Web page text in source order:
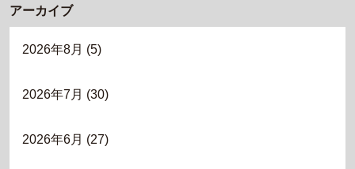
アーカイブ
2026年8月 (5)
2026年7月 (30)
2026年6月 (27)